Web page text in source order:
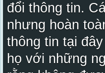
đổi thông tin.
nhưng hoàn
thông tin tại
họ với những